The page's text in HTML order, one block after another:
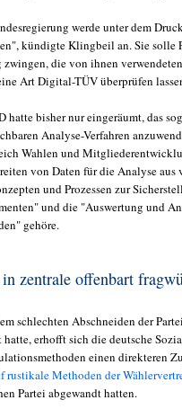
werde unter dem
kündigte Klingbeil an. Sie solle
die von ihnen
Art Digital-TÜV überprüfen
hatte bisher nur eingeräumt, das
Analyse-Verfahren
Wahlen und
von Daten für die Analyse
und Prozessen zur
und die "Auswertung und
gehöre.
zentrale offenbart
schlechten Abschneiden der
hatte, erhofft sich die deutsche
einen direkteren
rustikale Methoden der
Partei abgewandt hatten.